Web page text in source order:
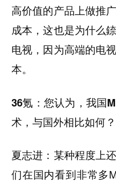
高价值的产品上做推
成本，这也是为什么
电视，因为高端的电
本。
36氪：您认为，我国
术，与国外相比如何？
夏志进：某种程度上
们在国内看到非常多